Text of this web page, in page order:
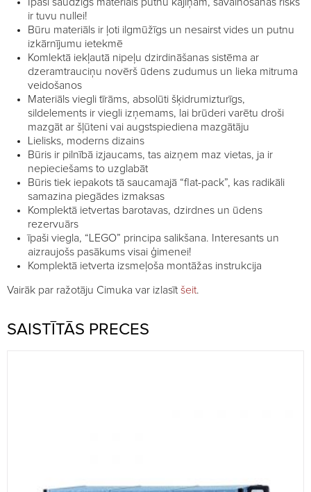
ir tuvu nullei!
Būru materiāls ir ļoti ilgmūžīgs un nesairst vides un putnu
izkārnījumu ietekmē
Komlektā iekļautā nipeļu dzirdināšanas sistēma ar
dzeramtrauciņu novērš ūdens zudumus un lieka mitruma
veidošanos
Materiāls viegli tīrāms, absolūti šķidrumizturīgs,
sildelements ir viegli izņemams, lai brūderi varētu droši
mazgāt ar šļūteni vai augstspiediena mazgātāju
Lielisks, moderns dizains
Būris ir pilnībā izjaucams, tas aizņem maz vietas, ja ir
nepieciešams to uzglabāt
Būris tiek iepakots tā saucamajā “flat-pack”, kas radikāli
samazina piegādes izmaksas
Komplektā ietvertas barotavas, dzirdnes un ūdens
rezervuārs
īpaši viegla, “LEGO” principa salikšana. Interesants un
aizraujošs pasākums visai ģimenei!
Komplektā ietverta izsmeļoša montāžas instrukcija
Vairāk par ražotāju Cimuka var izlasīt šeit.
SAISTĪTĀS PRECES